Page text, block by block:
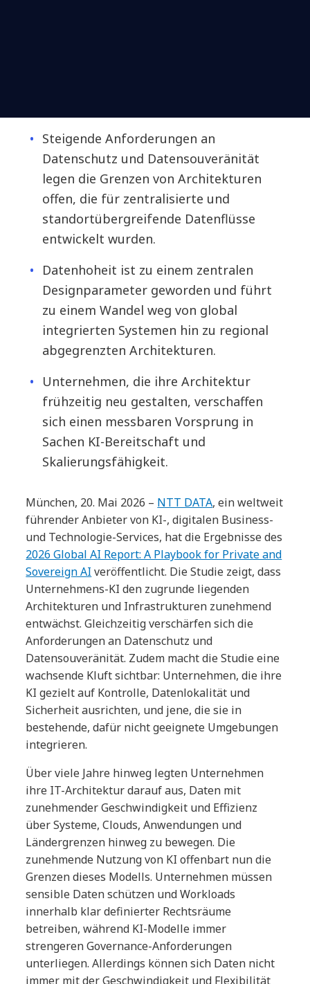
Steigende Anforderungen an
Datenschutz und Datensouveränität
legen die Grenzen von Architekturen
offen, die für zentralisierte und
standortübergreifende Datenflüsse
entwickelt wurden.
Datenhoheit ist zu einem zentralen
Designparameter geworden und führt
zu einem Wandel weg von global
integrierten Systemen hin zu regional
abgegrenzten Architekturen.
Unternehmen, die ihre Architektur
frühzeitig neu gestalten, verschaffen
sich einen messbaren Vorsprung in
Sachen KI-Bereitschaft und
Skalierungsfähigkeit.
München, 20. Mai 2026 – NTT DATA, ein weltweit
führender Anbieter von KI-, digitalen Business-
und Technologie-Services, hat die Ergebnisse des
2026 Global AI Report: A Playbook for Private and
Sovereign AI veröffentlicht. Die Studie zeigt, dass
Unternehmens-KI den zugrunde liegenden
Architekturen und Infrastrukturen zunehmend
entwächst. Gleichzeitig verschärfen sich die
Anforderungen an Datenschutz und
Datensouveränität. Zudem macht die Studie eine
wachsende Kluft sichtbar: Unternehmen, die ihre
KI gezielt auf Kontrolle, Datenlokalität und
Sicherheit ausrichten, und jene, die sie in
bestehende, dafür nicht geeignete Umgebungen
integrieren.
Über viele Jahre hinweg legten Unternehmen
ihre IT-Architektur darauf aus, Daten mit
zunehmender Geschwindigkeit und Effizienz
über Systeme, Clouds, Anwendungen und
Ländergrenzen hinweg zu bewegen. Die
zunehmende Nutzung von KI offenbart nun die
Grenzen dieses Modells. Unternehmen müssen
sensible Daten schützen und Workloads
innerhalb klar definierter Rechtsräume
betreiben, während KI-Modelle immer
strengeren Governance-Anforderungen
unterliegen. Allerdings können sich Daten nicht
immer mit der Geschwindigkeit und Flexibilität